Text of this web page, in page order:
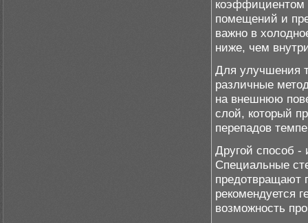
коэффициентом
помещений и
важно в
ниже, чем
Для улучшения
различные
на внешнюю
слой, который
перепадов
Другой способ -
Специальные
предотвращают
рекомендуется
возможность